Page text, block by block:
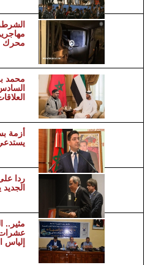
محرك
محمد
أزمة
ردا
مثير..
عشرات
إلياس